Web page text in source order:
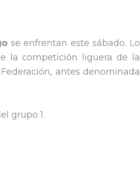
se enfrentan este sábado. Lo
la competición liguera de la
antes denominada
grupo 1.